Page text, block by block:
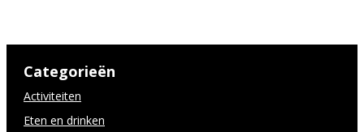
Categorieën
Activiteiten
Eten en drinken